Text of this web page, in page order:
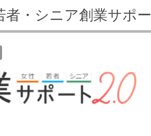
者・シニア創業サポ